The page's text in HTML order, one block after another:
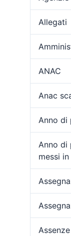
Allegati
ANAC
Anac
Anno di
Anno di
messi